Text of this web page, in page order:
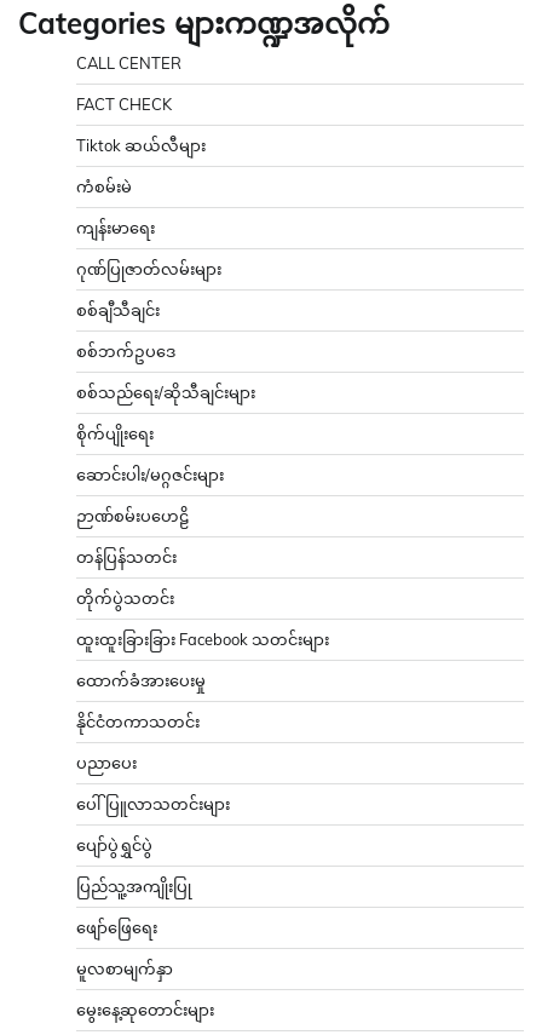
Categories များကဏ္ဍအလိုက်
CALL CENTER
FACT CHECK
Tiktok ဆယ်လီများ
ကံစမ်းမဲ
ကျန်းမာရေး
ဂုဏ်ပြုဇာတ်လမ်းများ
စစ်ချီသီချင်း
စစ်ဘက်ဥပဒေ
စစ်သည်ရေး/ဆိုသီချင်းများ
စိုက်ပျိုးရေး
ဆောင်းပါး/မဂ္ဂဇင်းများ
ဉာဏ်စမ်းပဟေဠိ
တန်ပြန်သတင်း
တိုက်ပွဲသတင်း
ထူးထူးခြားခြား Facebook သတင်းများ
ထောက်ခံအားပေးမှု
နိုင်ငံတကာသတင်း
ပညာပေး
ပေါ်ပြူလာသတင်းများ
ပျော်ပွဲရွှင်ပွဲ
ပြည်သူ့အကျိုးပြု
ဖျော်ဖြေရေး
မူလစာမျက်နှာ
မွေးနေ့ဆုတောင်းများ